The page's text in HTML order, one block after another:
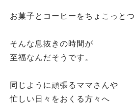
お菓子とコーヒーをちょこっとつ
そんな息抜きの時間が
至福なんだそうです。
同じように頑張るママさんや
忙しい日々をおくる方々へ